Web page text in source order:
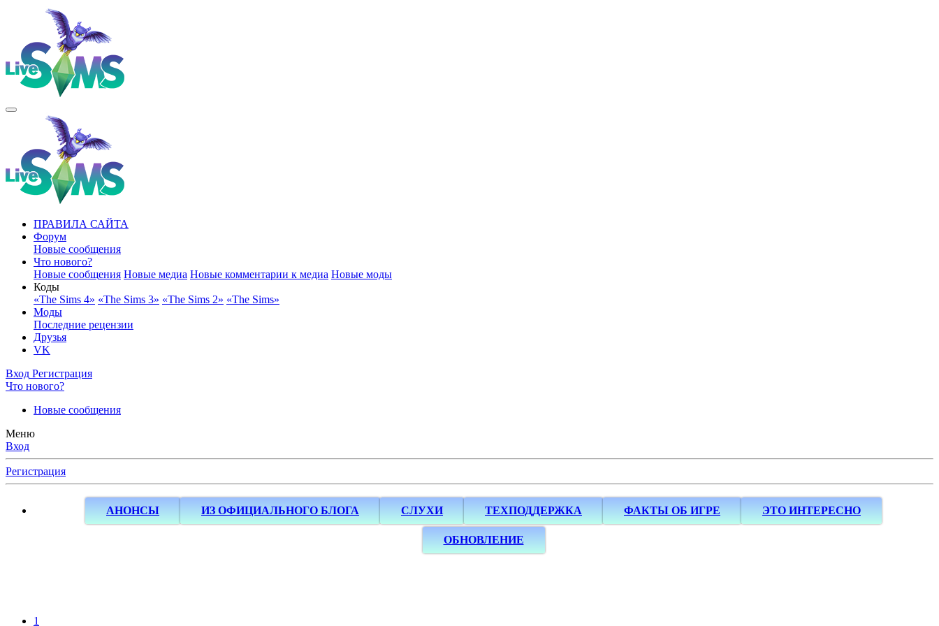
ПРАВИЛА САЙТА
Форум
Новые сообщения
Что нового?
Новые сообщения Новые медиа Новые комментарии к медиа Новые моды
Коды
«The Sims 4» «The Sims 3» «The Sims 2» «The Sims»
Моды
Последние рецензии
Друзья
VK
Вход Регистрация
Что нового?
Новые сообщения
Меню
Вход
Регистрация
АНОНСЫ ИЗ ОФИЦИАЛЬНОГО БЛОГА СЛУХИ ТЕХПОДДЕРЖКА ФАКТЫ ОБ ИГРЕ ЭТО ИНТЕРЕСНО
ОБНОВЛЕНИЕ
1